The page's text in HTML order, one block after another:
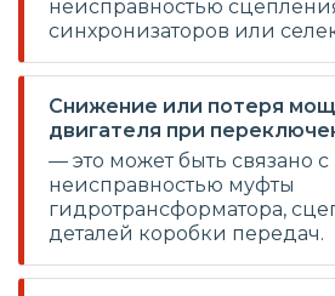
неисправностью
синхронизаторов или
Снижение или потеря
двигателя при
— это может быть связано с
неисправностью муфты
гидротрансформатора,
деталей коробки передач.